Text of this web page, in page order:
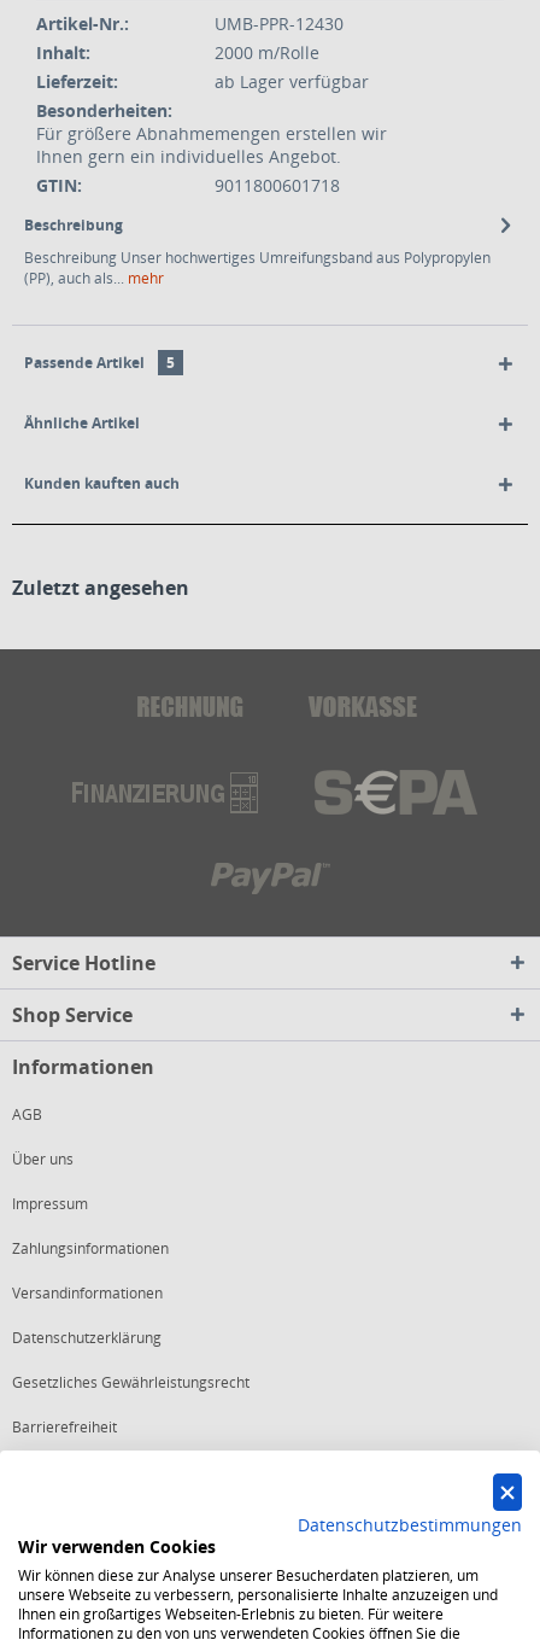
Artikel-Nr.:
UMB-PPR-12430
Inhalt:
2000 m/Rolle
Lieferzeit:
ab Lager verfügbar
Besonderheiten:
Für größere Abnahmemengen erstellen wir
Ihnen gern ein individuelles Angebot.
GTIN:
9011800601718
Beschreibung
Beschreibung Unser hochwertiges Umreifungsband aus Polypropylen
(PP), auch als... mehr
Passende Artikel 5
Ähnliche Artikel
Kunden kauften auch
Zuletzt angesehen
Service Hotline
Shop Service
Informationen
AGB
Über uns
Impressum
Zahlungsinformationen
Versandinformationen
Datenschutzerklärung
Gesetzliches Gewährleistungsrecht
Barrierefreiheit
Starker Service
Shops mit dem Excellent Shop Award stehen seit mehr als 5,
10, 15 oder 20 Jahren für ein sicheres und angenehmes
Einkaufserlebnis.
Datenschutzbestimmungen
Wir verwenden Cookies
Wir können diese zur Analyse unserer Besucherdaten platzieren, um
unsere Webseite zu verbessern, personalisierte Inhalte anzuzeigen und
Ihnen ein großartiges Webseiten-Erlebnis zu bieten. Für weitere
Informationen zu den von uns verwendeten Cookies öffnen Sie die